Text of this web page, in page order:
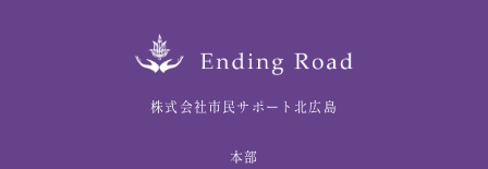
株式会社市民サポート北広島
本部